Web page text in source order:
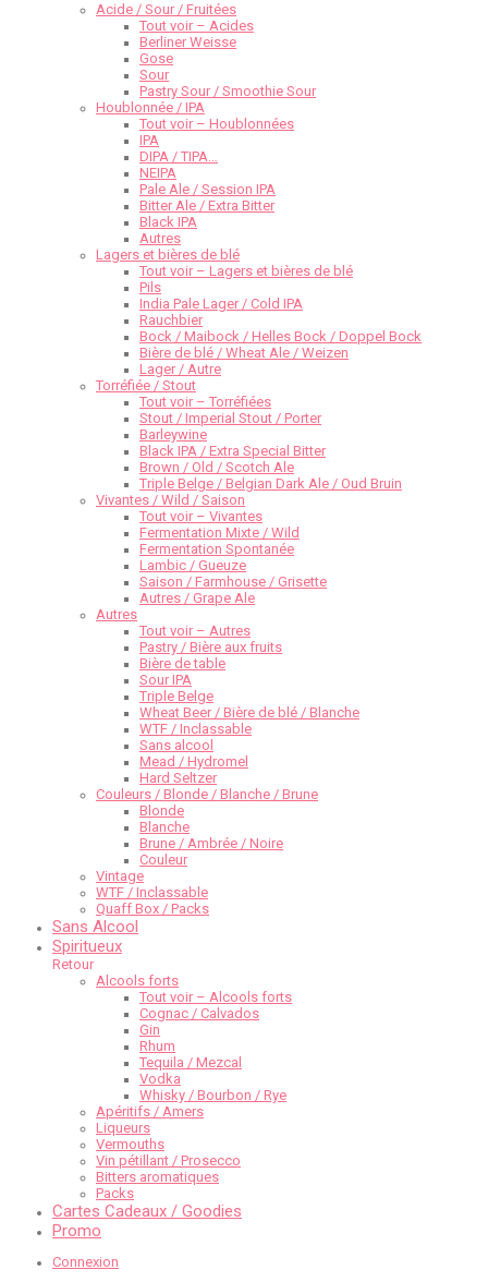
Acide / Sour / Fruitées
Tout voir – Acides
Berliner Weisse
Gose
Sour
Pastry Sour / Smoothie Sour
Houblonnée / IPA
Tout voir – Houblonnées
IPA
DIPA / TIPA…
NEIPA
Pale Ale / Session IPA
Bitter Ale / Extra Bitter
Black IPA
Autres
Lagers et bières de blé
Tout voir – Lagers et bières de blé
Pils
India Pale Lager / Cold IPA
Rauchbier
Bock / Maibock / Helles Bock / Doppel Bock
Bière de blé / Wheat Ale / Weizen
Lager / Autre
Torréfiée / Stout
Tout voir – Torréfiées
Stout / Imperial Stout / Porter
Barleywine
Black IPA / Extra Special Bitter
Brown / Old / Scotch Ale
Triple Belge / Belgian Dark Ale / Oud Bruin
Vivantes / Wild / Saison
Tout voir – Vivantes
Fermentation Mixte / Wild
Fermentation Spontanée
Lambic / Gueuze
Saison / Farmhouse / Grisette
Autres / Grape Ale
Autres
Tout voir – Autres
Pastry / Bière aux fruits
Bière de table
Sour IPA
Triple Belge
Wheat Beer / Bière de blé / Blanche
WTF / Inclassable
Sans alcool
Mead / Hydromel
Hard Seltzer
Couleurs / Blonde / Blanche / Brune
Blonde
Blanche
Brune / Ambrée / Noire
Couleur
Vintage
WTF / Inclassable
Quaff Box / Packs
Sans Alcool
Spiritueux
Retour
Alcools forts
Tout voir – Alcools forts
Cognac / Calvados
Gin
Rhum
Tequila / Mezcal
Vodka
Whisky / Bourbon / Rye
Apéritifs / Amers
Liqueurs
Vermouths
Vin pétillant / Prosecco
Bitters aromatiques
Packs
Cartes Cadeaux / Goodies
Promo
Connexion